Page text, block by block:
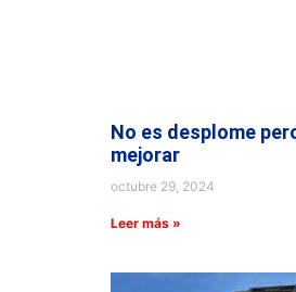
No es desplome
mejorar
octubre 29, 2024
Leer más »